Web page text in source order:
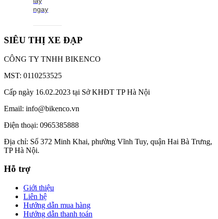
ngay
SIÊU THỊ XE ĐẠP
CÔNG TY TNHH BIKENCO
MST: 0110253525
Cấp ngày 16.02.2023 tại Sở KHĐT TP Hà Nội
Email: info@bikenco.vn
Điện thoại: 0965385888
Địa chỉ: Số 372 Minh Khai, phường Vĩnh Tuy, quận Hai Bà Trưng,
TP Hà Nội.
Hỗ trợ
Giới thiệu
Liên hệ
Hướng dẫn mua hàng
Hướng dẫn thanh toán